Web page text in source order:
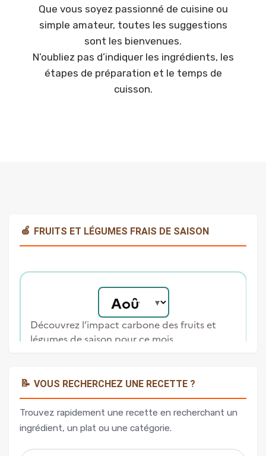
Que vous soyez passionné de cuisine ou
simple amateur, toutes les suggestions
sont les bienvenues.
N’oubliez pas d’indiquer les ingrédients, les
étapes de préparation et le temps de
cuisson.
🍏 FRUITS ET LÉGUMES FRAIS DE SAISON
📝 VOUS RECHERCHEZ UNE RECETTE ?
Trouvez rapidement une recette en recherchant un
ingrédient, un plat ou une catégorie.